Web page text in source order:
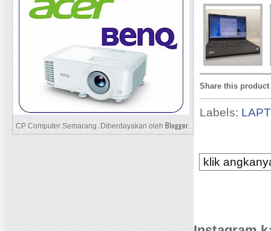
Share this product
Labels:
klik
CP Computer Semarang. Diberdayakan oleh Blogger.